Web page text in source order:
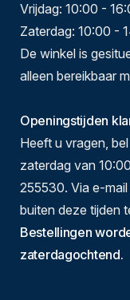
Vrijdag: 10:00 -
Zaterdag: 10:00 -
De winkel is
alleen bereikbaar
Openingstijden
Heeft u vragen,
zaterdag van
255530. Via e-
buiten deze tijden
Bestellingen
zaterdagochtend.